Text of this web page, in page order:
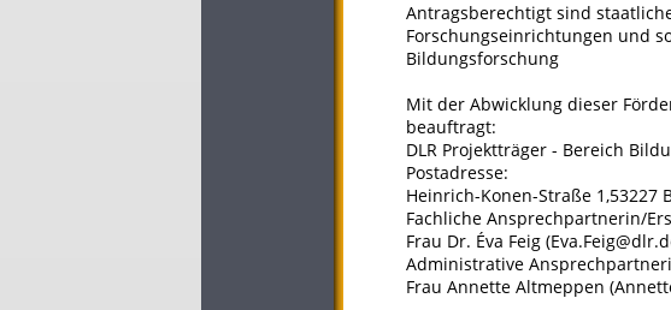
Antragsberechtigt sind
Forschungseinrichtungen und
Bildungsforschung
Mit der Abwicklung dieser
beauftragt:
DLR Projektträger - Bereich
Postadresse:
Heinrich-Konen-Straße 1,53227
Fachliche Ansprechpartnerin/
Frau Dr. Éva Feig
Administrative
Frau Annette Altmeppen